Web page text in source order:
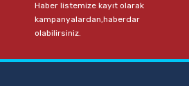
Haber listemize kayıt olarak
kampanyalardan,haberdar
olabilirsiniz.